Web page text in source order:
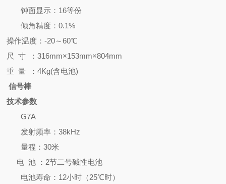
钟面显示： 16等份
倾角精度：0.1%
操作温度：-20～60℃
尺 寸 ：316mm×153mm×804mm
重 量 ：4Kg(含电池)
信号棒
技术参数
G7A
发射频率：38kHz
量程：30米
电 池 ： 2节二号碱性电池
电池寿命：12小时（25℃时）